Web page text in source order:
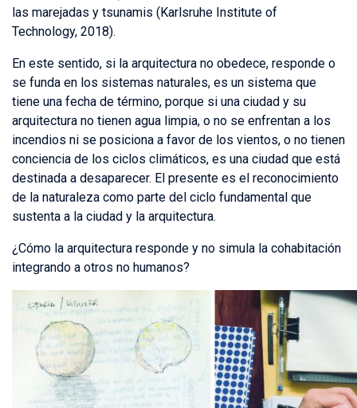
las marejadas y tsunamis (Karlsruhe Institute of
Technology, 2018).
En este sentido, si la arquitectura no obedece, responde o
se funda en los sistemas naturales, es un sistema que
tiene una fecha de término, porque si una ciudad y su
arquitectura no tienen agua limpia, o no se enfrentan a los
incendios ni se posiciona a favor de los vientos, o no tienen
conciencia de los ciclos climáticos, es una ciudad que está
destinada a desaparecer. El presente es el reconocimiento
de la naturaleza como parte del ciclo fundamental que
sustenta a la ciudad y la arquitectura.
¿Cómo la arquitectura responde y no simula la cohabitación
integrando a otros no humanos?